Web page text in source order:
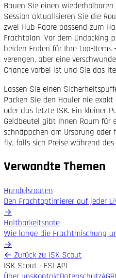
Bauen Sie einen
Session aktualisieren Sie die
zwei Hub-Paare passend zum
Fracht­plan. Vor dem Undocking
beiden Enden für Ihre Top-
verengen, aber eine
Chance vorbei ist und Sie das
Lassen Sie einen
Packen Sie den Hauler nie
oder das letzte ISK. Ein kleiner
Geldbeutel gibt Ihnen Raum für
schnäppchen am Ursprung
fly, falls sich Preise während des
Verwandte Themen
Handelsrouten
Den Fracht­optimierer auf jeder
→
Haltbarkeitsnote
Wie lange die Fracht­mischung
→
← Zurück zu ISK Scout
ISK Scout · ESI API